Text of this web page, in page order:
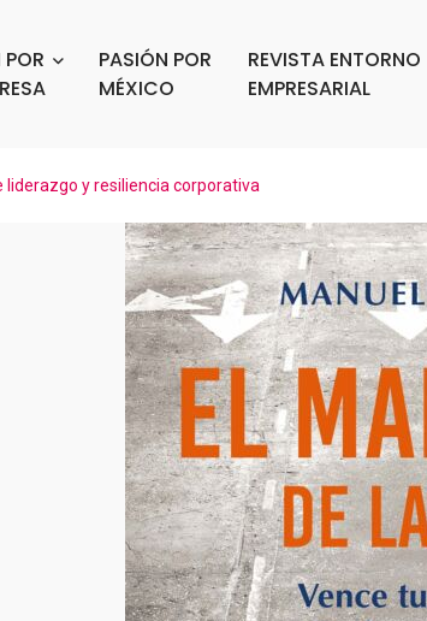
PASIÓN POR
MÉXICO
REVISTA ENTORNO
EMPRESARIAL
liderazgo y resiliencia corporativa